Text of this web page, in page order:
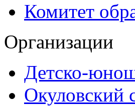
Комитет
Организации
Детско-
Окуловский